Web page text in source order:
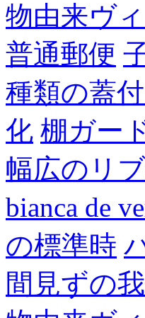
物由来ヴ
普通郵便
種類の蓋
化 棚ガー
幅広のリ
bianca de
の標準時
間見ずの